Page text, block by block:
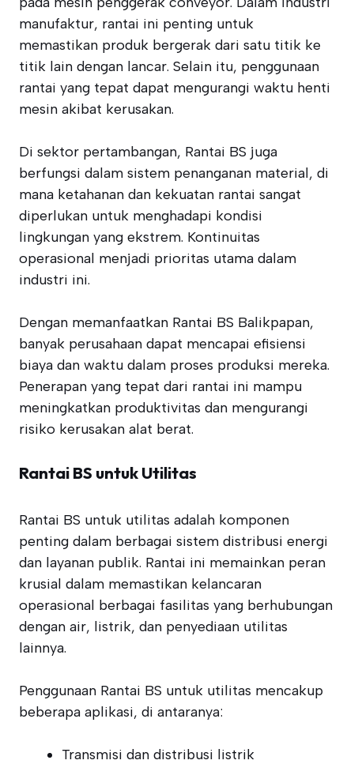
manufaktur, rantai ini penting untuk
memastikan produk bergerak dari satu titik ke
titik lain dengan lancar. Selain itu, penggunaan
rantai yang tepat dapat mengurangi waktu henti
mesin akibat kerusakan.
Di sektor pertambangan, Rantai BS juga
berfungsi dalam sistem penanganan material, di
mana ketahanan dan kekuatan rantai sangat
diperlukan untuk menghadapi kondisi
lingkungan yang ekstrem. Kontinuitas
operasional menjadi prioritas utama dalam
industri ini.
Dengan memanfaatkan Rantai BS Balikpapan,
banyak perusahaan dapat mencapai efisiensi
biaya dan waktu dalam proses produksi mereka.
Penerapan yang tepat dari rantai ini mampu
meningkatkan produktivitas dan mengurangi
risiko kerusakan alat berat.
Rantai BS untuk Utilitas
Rantai BS untuk utilitas adalah komponen
penting dalam berbagai sistem distribusi energi
dan layanan publik. Rantai ini memainkan peran
krusial dalam memastikan kelancaran
operasional berbagai fasilitas yang berhubungan
dengan air, listrik, dan penyediaan utilitas
lainnya.
Penggunaan Rantai BS untuk utilitas mencakup
beberapa aplikasi, di antaranya:
Transmisi dan distribusi listrik